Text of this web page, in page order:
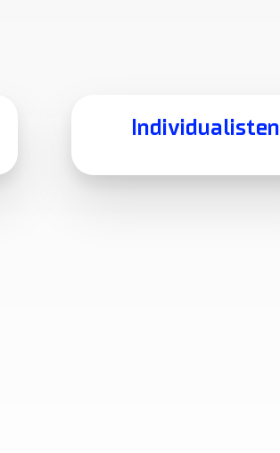
Individualisten